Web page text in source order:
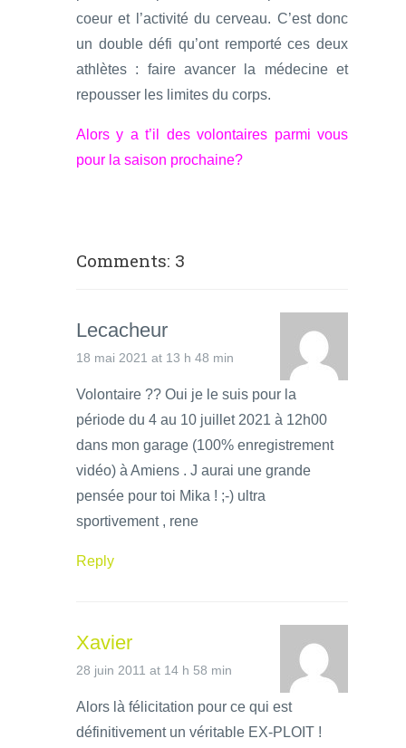
coeur et l’activité du cerveau. C’est donc
un double défi qu’ont remporté ces deux
athlètes : faire avancer la médecine et
repousser les limites du corps.
Alors y a t’il des volontaires parmi vous
pour la saison prochaine?
Comments: 3
Lecacheur
18 mai 2021 at 13 h 48 min
Volontaire ?? Oui je le suis pour la
période du 4 au 10 juillet 2021 à 12h00
dans mon garage (100% enregistrement
vidéo) à Amiens . J aurai une grande
pensée pour toi Mika ! ;-) ultra
sportivement , rene
Reply
Xavier
28 juin 2011 at 14 h 58 min
Alors là félicitation pour ce qui est
définitivement un véritable EX-PLOIT !